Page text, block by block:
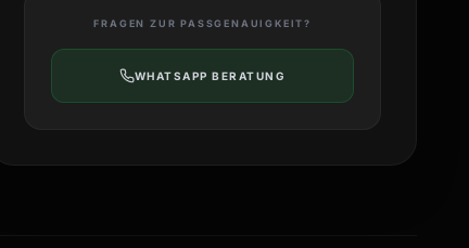
FRAGEN ZUR PASSGENAUIGKEIT?
WHATSAPP BERATUNG